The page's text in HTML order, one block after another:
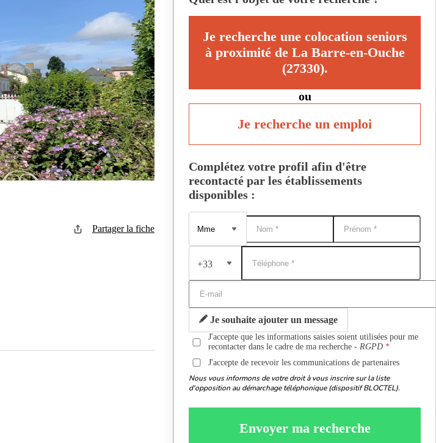
Partager la fiche
Je recherche une colocation seniors
à proximité de La Barre-en-Ouche
(27330).
ou
Je recherche un emploi
Complétez votre profil afin d'être
recontacté par les établissements
disponibles :
+33
Je souhaite ajouter un message
J'accepte que les informations saisies soient utilisées pour me
recontacter dans le cadre de ma recherche -RGPD
J'accepte de recevoir les communications de partenaires
Nous vous informons de votre droit à vous inscrire sur la liste
d'opposition au démarchage téléphonique (dispositif BLOCTEL).
Envoyer ma recherche